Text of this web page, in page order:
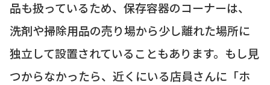
品も扱っているため、保存容器のコーナーは、
洗剤や掃除用品の売り場から少し離れた場所に
独立して設置されていることもあります。もし見
つからなかったら、近くにいる店員さんに「ホ